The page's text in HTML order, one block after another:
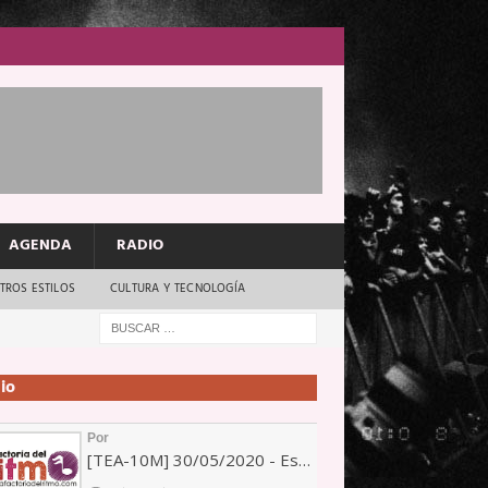
AGENDA RADIO
ESTILOS CULTURA Y TECNOLOGÍA